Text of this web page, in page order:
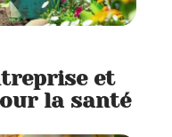
et
la santé